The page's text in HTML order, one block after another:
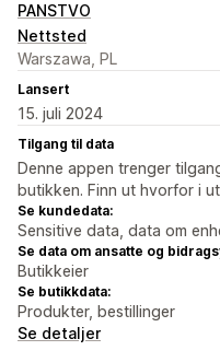
PANSTVO
Nettsted
Warszawa, PL
Lansert
15. juli 2024
Tilgang til data
Denne appen trenger
butikken. Finn ut hvorfor i
Se kundedata:
Sensitive data, data om
Se data om ansatte og
Butikkeier
Se butikkdata:
Produkter, bestillinger
Se detaljer